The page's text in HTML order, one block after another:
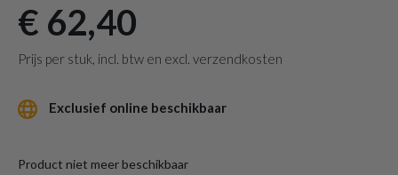
€ 62,40
Prijs per stuk, incl. btw en excl. verzendkosten
Exclusief online beschikbaar
Product niet meer beschikbaar